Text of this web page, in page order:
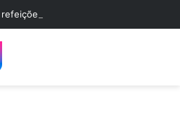
diárias e sim de Jejum